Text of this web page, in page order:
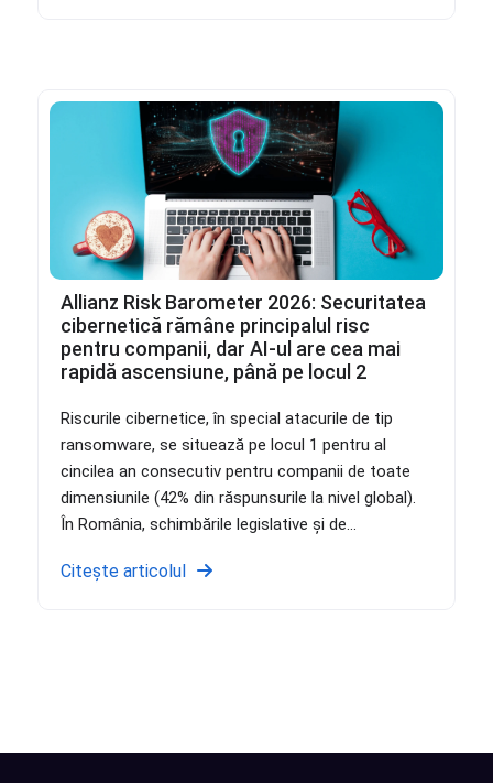
Allianz Risk Barometer 2026: Securitatea
cibernetică rămâne principalul risc
pentru companii, dar AI-ul are cea mai
rapidă ascensiune, până pe locul 2
Riscurile cibernetice, în special atacurile de tip
ransomware, se situează pe locul 1 pentru al
cincilea an consecutiv pentru companii de toate
dimensiunile (42% din răspunsurile la nivel global).
În România, schimbările legislative și de...
Citește articolul